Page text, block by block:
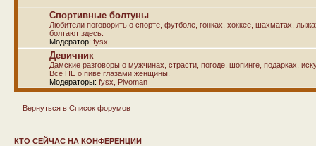
Спортивные болтуны
Любители поговорить о спорте, футболе, гонках, хоккее, шахматах,
болтают здесь.
Модератор: fysx
Девичник
Дамские разговоры о мужчинах, страсти, погоде, шопинге, подарках,
Все НЕ о пиве глазами женщины.
Модераторы: fysx Pivoman
Вернуться в Список форумов
КТО СЕЙЧАС НА КОНФЕРЕНЦИИ